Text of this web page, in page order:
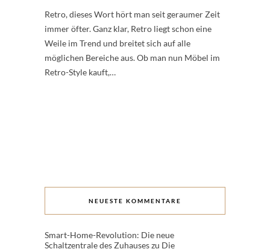
Retro, dieses Wort hört man seit geraumer Zeit
immer öfter. Ganz klar, Retro liegt schon eine
Weile im Trend und breitet sich auf alle
möglichen Bereiche aus. Ob man nun Möbel im
Retro-Style kauft,…
NEUESTE KOMMENTARE
Smart-Home-Revolution: Die neue
Schaltzentrale des Zuhauseszu Die